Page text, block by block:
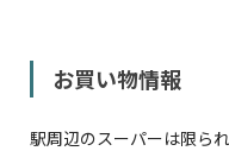
お買い物情報
駅周辺のスーパーは限ら